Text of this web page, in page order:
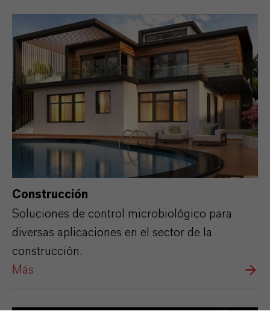
Construcción
Soluciones de control microbiológico para
diversas aplicaciones en el sector de la
construcción.
Más